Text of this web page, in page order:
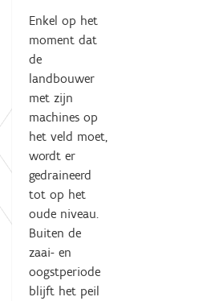
Enkel op het
moment dat
de
landbouwer
met zijn
machines op
het veld moet,
wordt er
gedraineerd
tot op het
oude niveau.
Buiten de
zaai- en
oogstperiode
blijft het peil